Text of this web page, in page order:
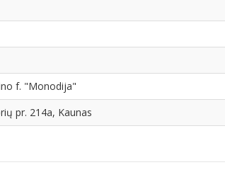
f. "Monodija"
pr. 214a, Kaunas